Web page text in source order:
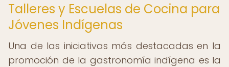
Talleres y Escuelas de Cocina para
Jóvenes Indígenas
Una de las iniciativas más destacadas en la
promoción de la gastronomía indígena es la